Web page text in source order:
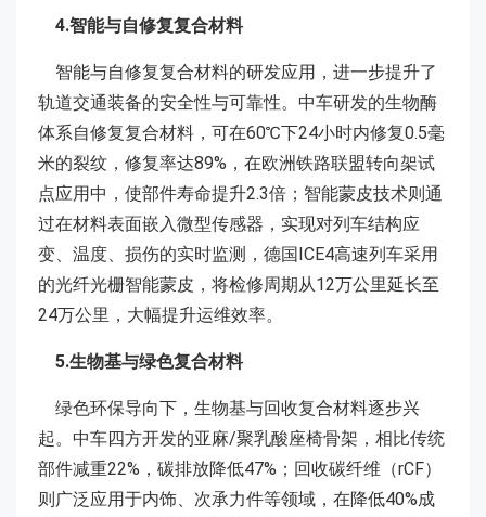
4.智能与自修复复合材料
智能与自修复复合材料的研发应用，进一步提升了
轨道交通装备的安全性与可靠性。中车研发的生物酶
体系自修复复合材料，可在60℃下24小时内修复0.5毫
米的裂纹，修复率达89%，在欧洲铁路联盟转向架试
点应用中，使部件寿命提升2.3倍；智能蒙皮技术则通
过在材料表面嵌入微型传感器，实现对列车结构应
变、温度、损伤的实时监测，德国ICE4高速列车采用
的光纤光栅智能蒙皮，将检修周期从12万公里延长至
24万公里，大幅提升运维效率。
5.生物基与绿色复合材料
绿色环保导向下，生物基与回收复合材料逐步兴
起。中车四方开发的亚麻/聚乳酸座椅骨架，相比传统
部件减重22%，碳排放降低47%；回收碳纤维（rCF）
则广泛应用于内饰、次承力件等领域，在降低40%成